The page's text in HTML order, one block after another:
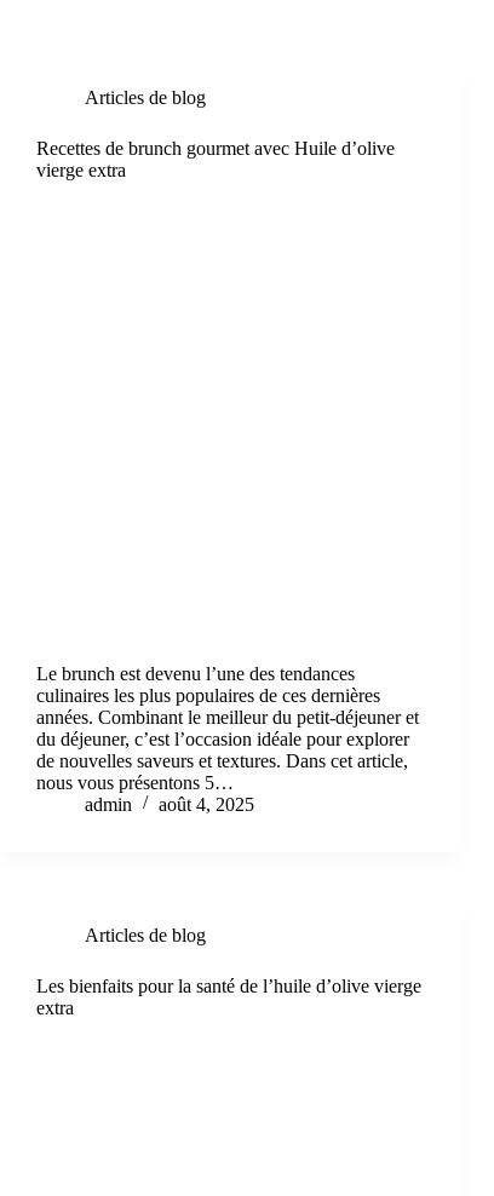
Articles de blog
Recettes de brunch gourmet avec Huile d’olive
vierge extra
Le brunch est devenu l’une des tendances
culinaires les plus populaires de ces dernières
années. Combinant le meilleur du petit-déjeuner et
du déjeuner, c’est l’occasion idéale pour explorer
de nouvelles saveurs et textures. Dans cet article,
nous vous présentons 5…
admin
août 4, 2025
Articles de blog
Les bienfaits pour la santé de l’huile d’olive vierge
extra